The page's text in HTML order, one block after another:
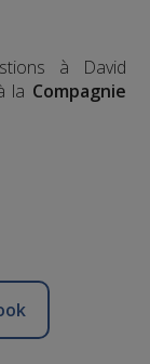
à David
la Compagnie